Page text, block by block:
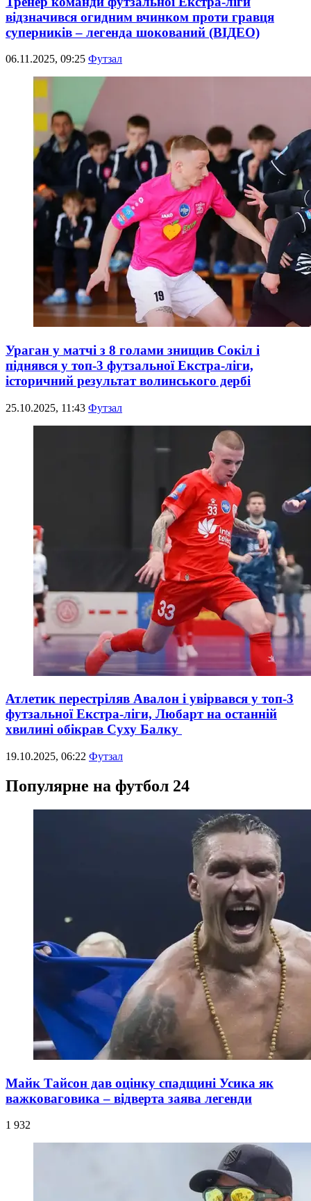
відзначився огидним вчинком проти гравця
суперників – легенда шокований (ВІДЕО)
06.11.2025, 09:25 Футзал
Ураган у матчі з 8 голами знищив Сокіл і
піднявся у топ-3 футзальної Екстра-ліги,
історичний результат волинського дербі
25.10.2025, 11:43 Футзал
Атлетик перестріляв Авалон і увірвався у топ-3
футзальної Екстра-ліги, Любарт на останній
хвилині обікрав Суху Балку
19.10.2025, 06:22 Футзал
Популярне на футбол 24
Майк Тайсон дав оцінку спадщині Усика як
важковаговика – відверта заява легенди
1 932